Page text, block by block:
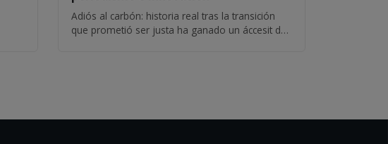
Adiós al carbón: historia real tras la transición
que prometió ser justa ha ganado un áccesit del